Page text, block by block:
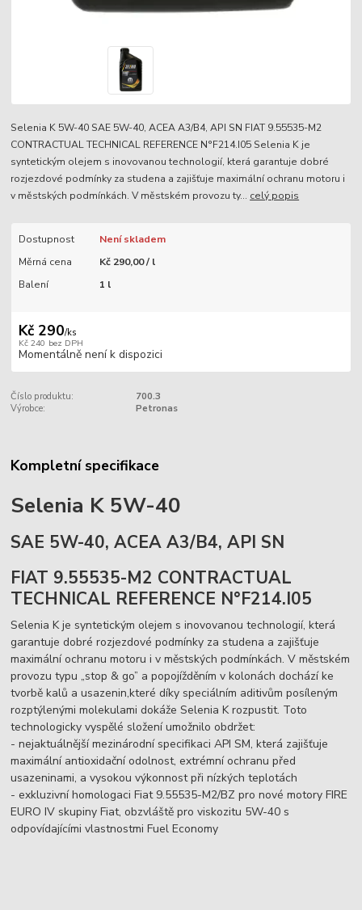
Selenia K 5W-40 SAE 5W-40, ACEA A3/B4, API SN FIAT 9.55535-M2
CONTRACTUAL TECHNICAL REFERENCE N°F214.I05 Selenia K je
syntetickým olejem s inovovanou technologií, která garantuje dobré
rozjezdové podmínky za studena a zajišťuje maximální ochranu motoru i
v městských podmínkách. V městském provozu ty... celý popis
Dostupnost
Není skladem
Měrná cena
Kč 290,00 / l
Balení
1 l
Kč 290/ks
Kč 240 bez DPH
Momentálně není k dispozici
Číslo produktu:
700.3
Výrobce:
Petronas
Kompletní specifikace
Selenia K 5W-40
SAE 5W-40, ACEA A3/B4, API SN
FIAT 9.55535-M2 CONTRACTUAL
TECHNICAL REFERENCE N°F214.I05
Selenia K je syntetickým olejem s inovovanou technologií, která
garantuje dobré rozjezdové podmínky za studena a zajišťuje
maximální ochranu motoru i v městských podmínkách. V městském
provozu typu „stop & go” a popojížděním v kolonách dochází ke
tvorbě kalů a usazenin,které díky speciálním aditivům posíleným
rozptýlenými molekulami dokáže Selenia K rozpustit. Toto
technologicky vyspělé složení umožnilo obdržet:
- nejaktuálnější mezinárodní specifikaci API SM, která zajišťuje
maximální antioxidační odolnost, extrémní ochranu před
usazeninami, a vysokou výkonnost při nízkých teplotách
- exkluzivní homologaci Fiat 9.55535-M2/BZ pro nové motory FIRE
EURO IV skupiny Fiat, obzvláště pro viskozitu 5W-40 s
odpovídajícími vlastnostmi Fuel Economy